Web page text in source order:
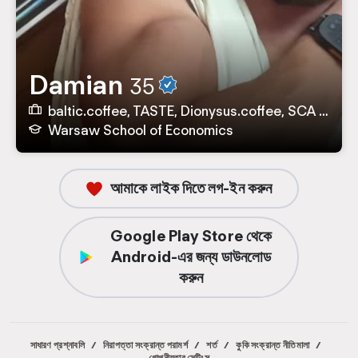
Damian 35
baltic.coffee, TASTE, Dionysus.coffee, SCA Poland-তে Longevity Athlete, Patron, Founder, God aka CEO
Warsaw School of Economics
আমাকে লাইক দিতে লগ-ইন করুন
Google Play Store থেকে
Android-এর জন্য ডাউনলোড
করুন
সাধারণ প্রশ্নাবলি / নিরাপত্তা সংক্রান্ত পরামর্শ / শর্ত / কুকি সংক্রান্ত নীতিমালা /